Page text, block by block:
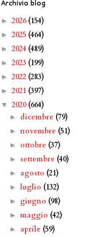
Archivio blog
► 2026(154)
► 2025 (464)
► 2024 (489)
► 2023 (199)
► 2022 (283)
► 2021 (397)
▼ 2020(664)
► dicembre (79)
►novembre (51)
► ottobre (37)
► settembre (40)
► agosto (21)
►luglio (132)
► giugno (98)
►maggio (42)
► aprile (59)